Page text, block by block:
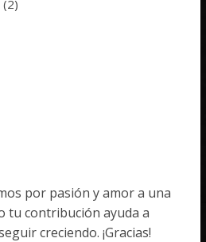
(2)
por pasión y amor a una
tu contribución ayuda a
creciendo. ¡Gracias!